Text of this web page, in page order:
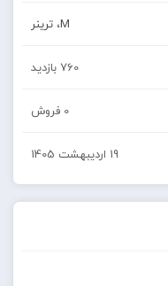
M، ترینر
760 بازدید
0 فروش
19 اردیبهشت 1405